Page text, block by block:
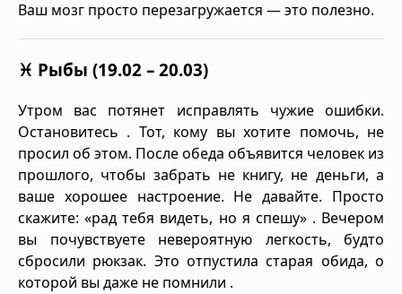
Ваш мозг просто перезагружается — это полезно.
♓ Рыбы (19.02 – 20.03)
Утром вас потянет исправлять чужие ошибки.
Остановитесь . Тот, кому вы хотите помочь, не
просил об этом. После обеда объявится человек из
прошлого, чтобы забрать не книгу, не деньги, а
ваше хорошее настроение. Не давайте. Просто
скажите: «рад тебя видеть, но я спешу» . Вечером
вы почувствуете невероятную легкость, будто
сбросили рюкзак. Это отпустила старая обида, о
которой вы даже не помнили .